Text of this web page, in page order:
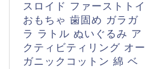
スロイド ファーストトイ
おもちゃ 歯固め ガラガ
ラ ラトル ぬいぐるみ ア
クティビティリング オー
ガニックコットン 綿 ベ